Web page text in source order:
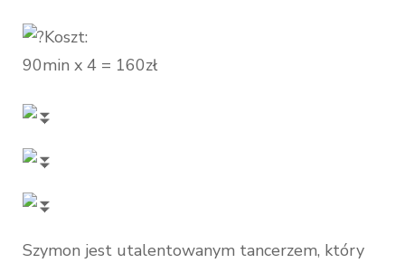
Koszt:
90min x 4 = 160zł
Szymon jest utalentowanym tancerzem, który